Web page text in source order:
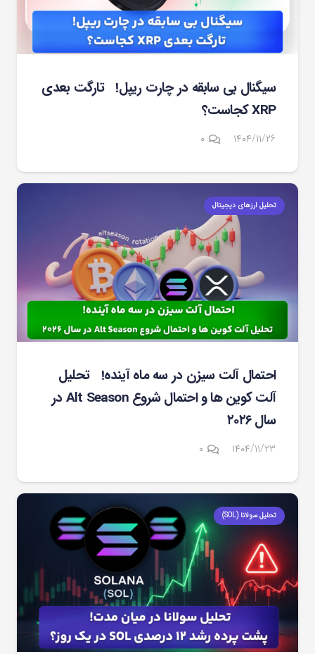
سیگنال بی سابقه در چارت ریپل! تارگت بعدی
XRP کجاست؟
۱۴۰۴/۱۱/۲۶ ۰
تحلیل ارزهای دیجیتال
احتمال آلت سیزن در سه ماه آینده! تحلیل
آلت کوین ها و احتمال شروع Alt Season در
سال ۲۰۲۶
۱۴۰۴/۱۱/۲۳ ۰
تحلیل سولانا (SOL)